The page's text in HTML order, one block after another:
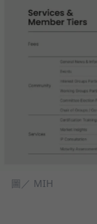
圖／ MIH